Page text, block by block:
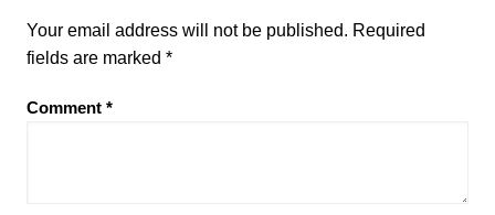
Your email address will not be published. Required
fields are marked *
Comment *